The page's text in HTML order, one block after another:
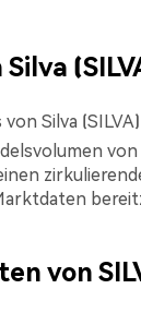
von Silva
von